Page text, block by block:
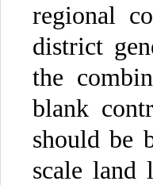
regional
district
the
blank
should be
scale land